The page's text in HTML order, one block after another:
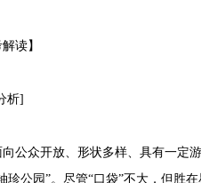
读】
]
众开放、形状多样、具有一定游
珍公园”。尽管“口袋”不大，但胜